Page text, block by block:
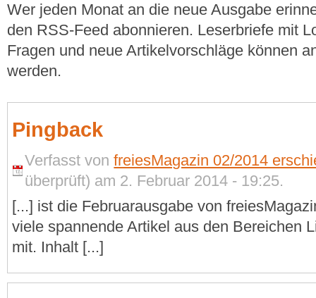
Wer jeden Monat an die neue Ausgabe
den RSS-Feed abonnieren. Leserbriefe mit
Fragen und neue Artikelvorschläge können
werden.
Pingback
Verfasst vonfreiesMagazin 02/2014
überprüft) am 2. Februar 2014 - 19:25.
[...] ist die Februarausgabe von
viele spannende Artikel aus den Bereichen
mit. Inhalt [...]